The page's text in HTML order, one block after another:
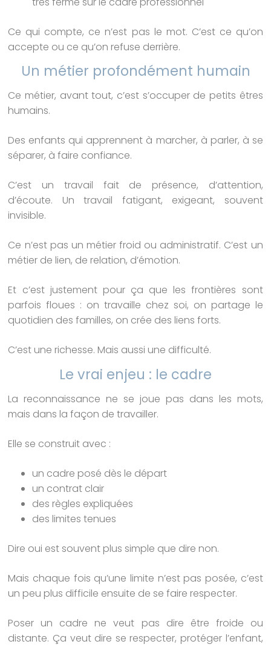
Ce qui compte, ce n’est pas le mot. C’est ce qu’on
accepte ou ce qu’on refuse derrière.
Un métier profondément humain
Ce métier, avant tout, c’est s’occuper de petits êtres
humains.
Des enfants qui apprennent à marcher, à parler, à se
séparer, à faire confiance.
C’est un travail fait de présence, d’attention,
d’écoute. Un travail fatigant, exigeant, souvent
invisible.
Ce n’est pas un métier froid ou administratif. C’est un
métier de lien, de relation, d’émotion.
Et c’est justement pour ça que les frontières sont
parfois floues : on travaille chez soi, on partage le
quotidien des familles, on crée des liens forts.
C’est une richesse. Mais aussi une difficulté.
Le vrai enjeu : le cadre
La reconnaissance ne se joue pas dans les mots,
mais dans la façon de travailler.
Elle se construit avec :
un cadre posé dès le départ
un contrat clair
des règles expliquées
des limites tenues
Dire oui est souvent plus simple que dire non.
Mais chaque fois qu’une limite n’est pas posée, c’est
un peu plus difficile ensuite de se faire respecter.
Poser un cadre ne veut pas dire être froide ou
distante. Ça veut dire se respecter, protéger l’enfant,